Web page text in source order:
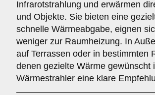
Infrarotstrahlung und erwärmen
und Objekte. Sie bieten eine
schnelle Wärmeabgabe, eignen
weniger zur Raumheizung. In
auf Terrassen oder in bestimmten
denen gezielte Wärme gewünscht
Wärmestrahler eine klare